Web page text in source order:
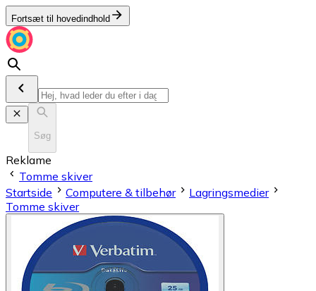
Fortsæt til hovedindhold
Søg
Reklame
Tomme skiver
Startside
Computere & tilbehør
Lagringsmedier
Tomme skiver